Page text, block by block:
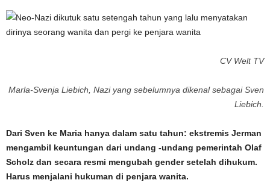
CV Welt TV
Marla-Svenja Liebich, Nazi yang sebelumnya dikenal sebagai Sven
Liebich.
Dari Sven ke Maria hanya dalam satu tahun: ekstremis Jerman
mengambil keuntungan dari undang -undang pemerintah Olaf
Scholz dan secara resmi mengubah gender setelah dihukum.
Harus menjalani hukuman di penjara wanita.